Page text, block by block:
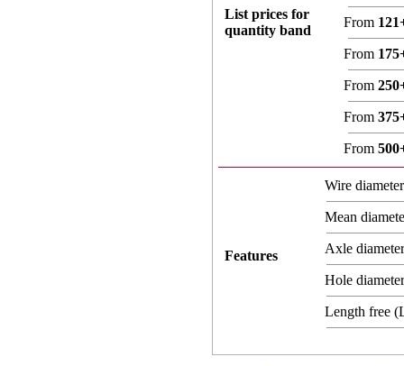
List prices for
quantity band
From
From
From
From
From
Features
Wire
Mean
Axle
Hole
Length free